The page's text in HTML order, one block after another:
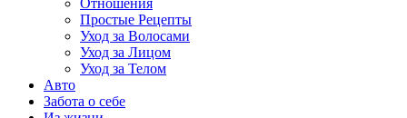
Отношения
Простые Рецепты
Уход за Волосами
Уход за Лицом
Уход за Телом
Авто
Забота о себе